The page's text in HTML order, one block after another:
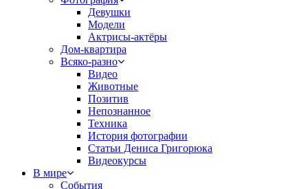
Девушки
Модели
Актрисы-актёры
Дом-квартира
Всяко-разно
Видео
Животные
Позитив
Непознанное
Техника
История фотографии
Статьи Дениса Григорюка
Видеокурсы
В мире
События